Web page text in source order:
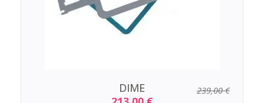
DIME 239,00 €